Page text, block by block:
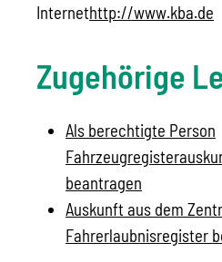
Internethttp://www.kba.de
Zugehörige
Als berechtigte Person
beantragen
Auskunft aus dem
Fahrerlaubnisregister